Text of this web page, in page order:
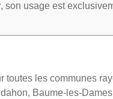
, son usage est
toutes les communes
Baume-les-